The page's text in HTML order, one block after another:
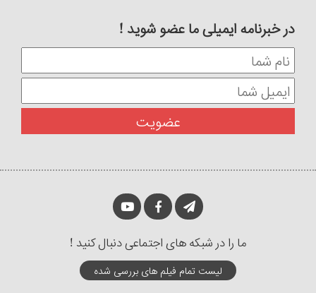
در خبرنامه ایمیلی ما عضو شوید !
ما را در شبکه های اجتماعی دنبال کنید !
لیست تمام فیلم های بررسی شده